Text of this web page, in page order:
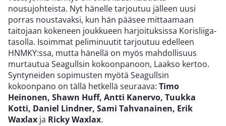
nousujohteista. Nyt hänelle tarjoutuu jälleen uusi
porras noustavaksi, kun hän pääsee mittaamaan
taitojaan kokeneen joukkueen harjoituksissa Korisliiga-
tasolla. Isoimmat peliminuutit tarjoutuu edelleen
HNMKY:ssa, mutta hänellä on myös mahdollisuus
murtautua Seagullsin kokoonpanoon, Laakso kertoo.
Syntyneiden sopimusten myötä Seagullsin
kokoonpano on tällä hetkellä seuraava: Timo
Heinonen, Shawn Huff, Antti Kanervo, Tuukka
Kotti, Daniel Lindner, Sami Tahvanainen, Erik
Waxlax ja Ricky Waxlax.